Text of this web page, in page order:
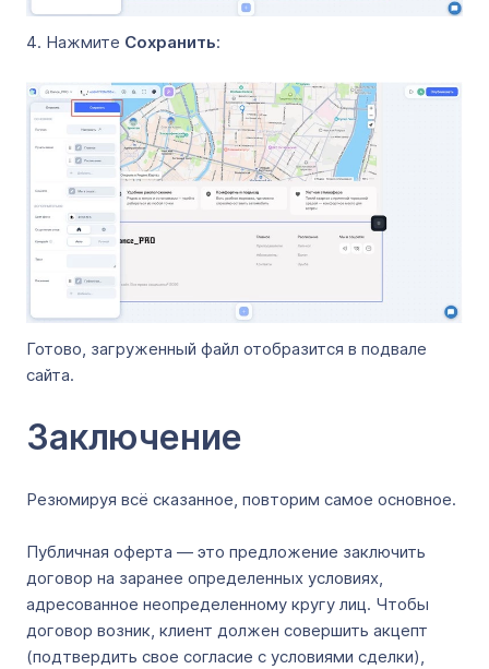
Нажмите Сохранить:
Готово, загруженный файл отобразится в подвале
сайта.
Заключение
Резюмируя всё сказанное, повторим самое основное.
Публичная оферта — это предложение заключить
договор на заранее определенных условиях,
адресованное неопределенному кругу лиц. Чтобы
договор возник, клиент должен совершить акцепт
(подтвердить свое согласие с условиями сделки),